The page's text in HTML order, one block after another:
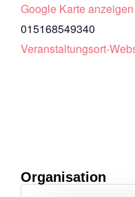
Google Karte anzeigen
015168549340
Veranstaltungsort-
Organisation